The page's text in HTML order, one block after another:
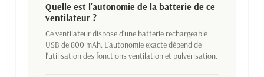
Quelle est l'autonomie de la batterie de ce
ventilateur ?
Ce ventilateur dispose d'une batterie rechargeable
USB de 800 mAh. L'autonomie exacte dépend de
l'utilisation des fonctions ventilation et pulvérisation.